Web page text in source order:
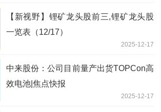
【新视野】锂矿龙头股前三,锂矿龙头股
一览表（12/17）
2025-12-17
中来股份：公司目前量产出货TOPCon高
效电池|焦点快报
2025-12-17